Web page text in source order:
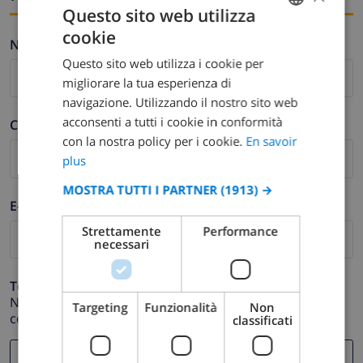
Nome *
Cognome *
E-mail *
Telefono *
Nel caso in cui il tuo indirizzo email non funzioni
correttamente.
DUTCH
SPANISH
GERMAN
DANISH
NORWEGIAN
Questo sito web utilizza
cookie
Questo sito web utilizza i cookie per
migliorare la tua esperienza di
navigazione. Utilizzando il nostro sito web
acconsenti a tutti i cookie in conformità
con la nostra policy per i cookie. En savoir
plus
MOSTRA TUTTI I PARTNER (1913) →
Strettamente
necessari
Performance
Targeting Funzionalità
Non
classificati